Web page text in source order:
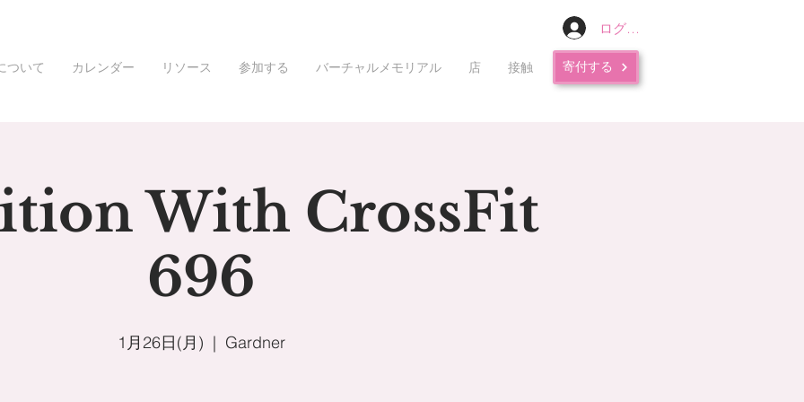
ログイン
ついて カレンダー リソース 参加する バーチャルメモリアル 店 接触 寄付する
With CrossFit
696
1月26日(月)
  |
Gardner